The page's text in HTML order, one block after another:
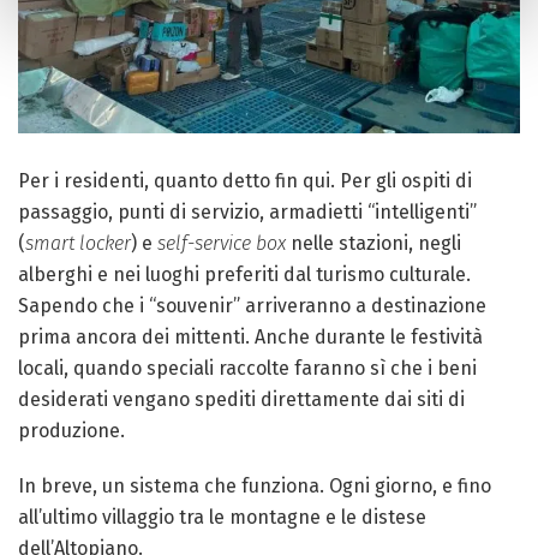
Per i residenti, quanto detto fin qui. Per gli ospiti di
passaggio, punti di servizio, armadietti “intelligenti”
(smart locker) e self-service box nelle stazioni, negli
alberghi e nei luoghi preferiti dal turismo culturale.
Sapendo che i “souvenir” arriveranno a destinazione
prima ancora dei mittenti. Anche durante le festività
locali, quando speciali raccolte faranno sì che i beni
desiderati vengano spediti direttamente dai siti di
produzione.
In breve, un sistema che funziona. Ogni giorno, e fino
all’ultimo villaggio tra le montagne e le distese
dell’Altopiano.